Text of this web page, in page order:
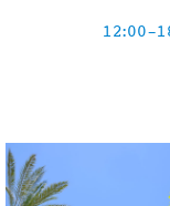
12:00-